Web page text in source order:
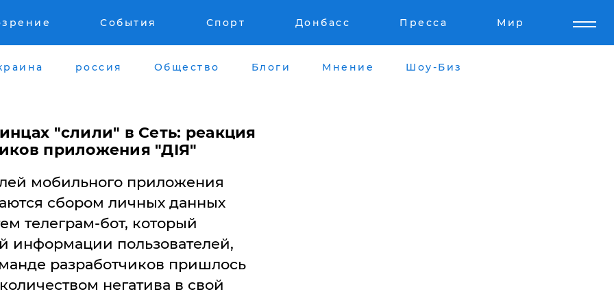
События Спорт Донбасс Пресса Мир
россия Общество Блоги Мнение Шоу-Биз
"слили" в Сеть: реакция
приложения "ДІЯ"
мобильного приложения
сбором личных данных
телеграм-бот, который
информации пользователей,
разработчиков пришлось
негатива в свой